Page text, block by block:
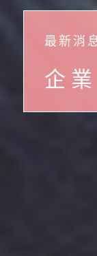
最 新 消
企